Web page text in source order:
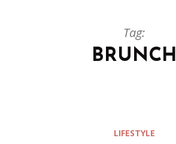
Tag:
BRUNCH
LIFESTYLE